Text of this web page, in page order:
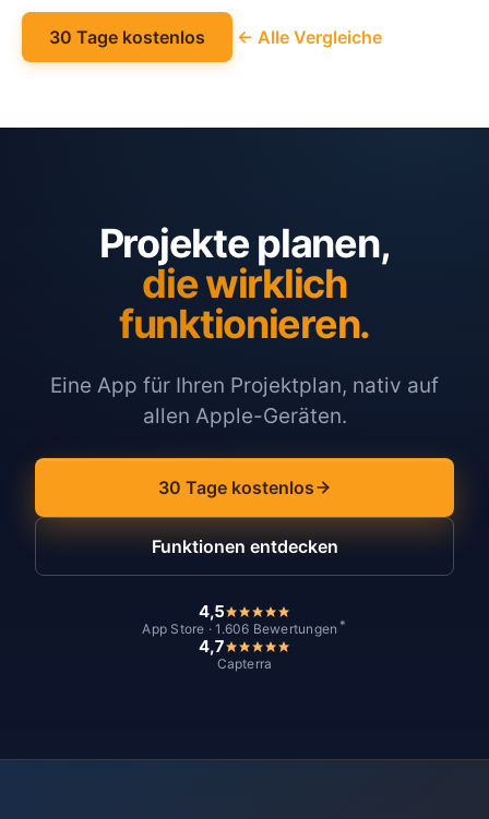
30 Tage kostenlos ← Alle Vergleiche
Projekte planen,
die wirklich
funktionieren.
Eine App für Ihren Projektplan, nativ auf
allen Apple-Geräten.
30 Tage kostenlos
Funktionen entdecken
4,5
App Store · 1.606 Bewertungen *
4,7
Capterra